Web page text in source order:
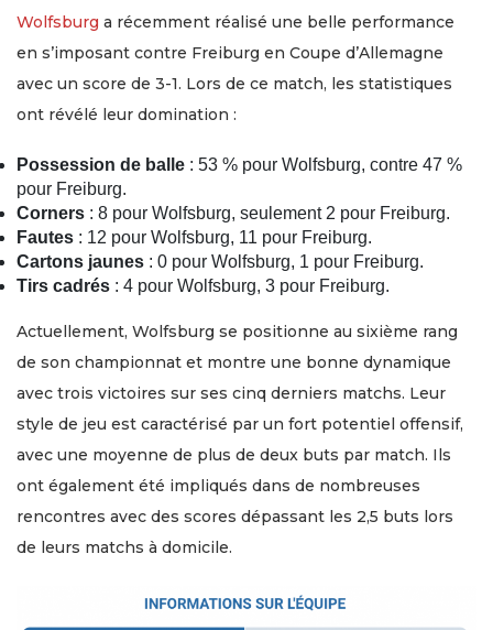
Wolfsburg a récemment réalisé une belle performance
en s’imposant contre Freiburg en Coupe d’Allemagne
avec un score de 3-1. Lors de ce match, les statistiques
ont révélé leur domination :
Possession de balle : 53 % pour Wolfsburg, contre 47 %
pour Freiburg.
Corners : 8 pour Wolfsburg, seulement 2 pour Freiburg.
Fautes : 12 pour Wolfsburg, 11 pour Freiburg.
Cartons jaunes : 0 pour Wolfsburg, 1 pour Freiburg.
Tirs cadrés : 4 pour Wolfsburg, 3 pour Freiburg.
Actuellement, Wolfsburg se positionne au sixième rang
de son championnat et montre une bonne dynamique
avec trois victoires sur ses cinq derniers matchs. Leur
style de jeu est caractérisé par un fort potentiel offensif,
avec une moyenne de plus de deux buts par match. Ils
ont également été impliqués dans de nombreuses
rencontres avec des scores dépassant les 2,5 buts lors
de leurs matchs à domicile.